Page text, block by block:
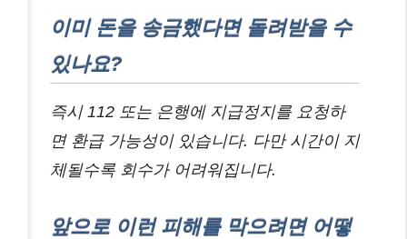
이미 돈을 송금했다면 돌려받을 수
있나요?
즉시 112 또는 은행에 지급정지를 요청하
면 환급 가능성이 있습니다. 다만 시간이 지
체될수록 회수가 어려워집니다.
앞으로 이런 피해를 막으려면 어떻